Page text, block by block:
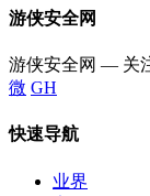
游侠安全网
游侠安全网 — 关
微 GH
快速导航
业界